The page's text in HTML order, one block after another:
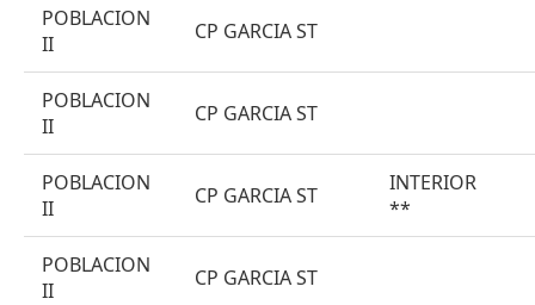
POBLACION
II
CP GARCIA ST
POBLACION
II
CP GARCIA ST
POBLACION
II
CP GARCIA ST
INTERIOR
**
POBLACION
II
CP GARCIA ST